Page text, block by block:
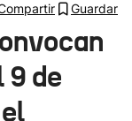
Guardar
9 de